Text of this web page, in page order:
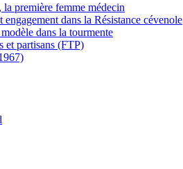
première femme médecin
dans la Résistance cévenole
dans la tourmente
et partisans (FTP)